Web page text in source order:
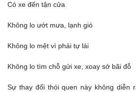
Có xe đến tận cửa
Không lo ướt mưa, lạnh gió
Không lo mệt vì phải tự lái
Không lo tìm chỗ gửi xe, xoay sở bãi đỗ
Sự thay đổi thói quen này không diễn